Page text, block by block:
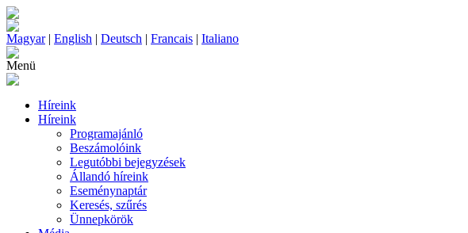
Magyar| English | Deutsch | Francais | Italiano
Menü
Híreink
Híreink
Programajánló
Beszámolóink
Legutóbbi bejegyzések
Állandó híreink
Eseménynaptár
Keresés, szűrés
Ünnepkörök